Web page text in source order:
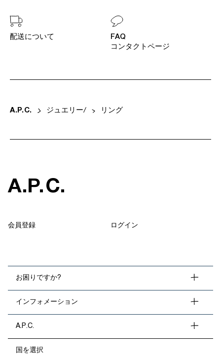
配送について
FAQ
コンタクトページ
A. P. C. ジュエリー リング
A.P.C.
会員登録 ログイン
お困りですか?
インフォメーション
A.P.C.
国を選択